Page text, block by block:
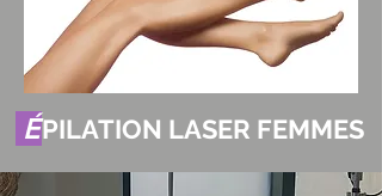
ÉPILATION LASER FEMMES